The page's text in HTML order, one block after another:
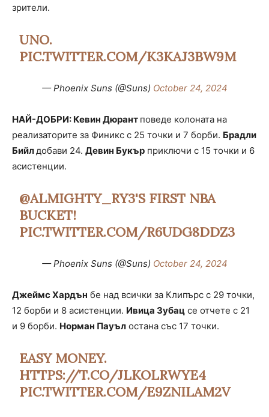
зрители.
UNO.
PIC.TWITTER.COM/K3KAJ3BW9M
— Phoenix Suns (@Suns) October 24, 2024
НАЙ-ДОБРИ: Кевин Дюрант поведе колоната на
реализаторите за Финикс с 25 точки и 7 борби. Брадли
Бийлдобави 24. Девин Букър приключи с 15 точки и 6
асистенции.
@ALMIGHTY_RY3'S FIRST NBA
BUCKET!
PIC.TWITTER.COM/R6UDG8DDZ3
— Phoenix Suns (@Suns) October 24, 2024
Джеймс Хардън бе над всички за Клипърс с 29 точки,
12 борби и 8 асистенции. Ивица Зубац се отчете с 21
и 9 борби. Норман Пауъл остана със 17 точки.
EASY MONEY.
HTTPS://T.CO/JLKOLRWYE4
PIC.TWITTER.COM/E9ZNILAM2V